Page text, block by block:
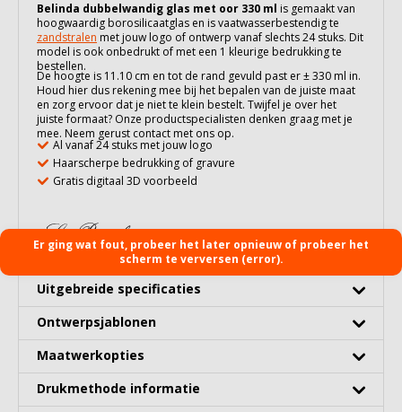
Belinda dubbelwandig glas met oor 330 ml is gemaakt van
hoogwaardig borosilicaatglas en is vaatwasserbestendig te
zandstralen met jouw logo of ontwerp vanaf slechts 24 stuks. Dit
model is ook onbedrukt of met een 1 kleurige bedrukking te
bestellen.
De hoogte is 11.10 cm en tot de rand gevuld past er ± 330 ml in.
Houd hier dus rekening mee bij het bepalen van de juiste maat
en zorg ervoor dat je niet te klein bestelt. Twijfel je over het
juiste formaat? Onze productspecialisten denken graag met je
mee. Neem gerust contact met ons op.
Al vanaf 24 stuks met jouw logo
Haarscherpe bedrukking of gravure
Gratis digitaal 3D voorbeeld
Uitgebreide specificaties
Ontwerpsjablonen
Maatwerkopties
Drukmethode informatie
Er ging wat fout, probeer het later opnieuw of probeer het
scherm te verversen (error).